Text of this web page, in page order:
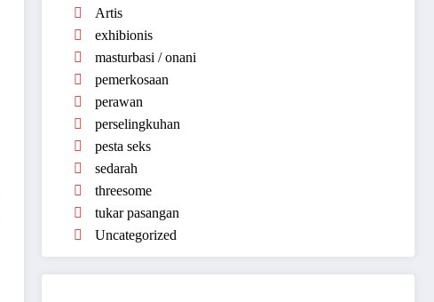
Artis
exhibionis
masturbasi / onani
pemerkosaan
perawan
perselingkuhan
pesta seks
sedarah
threesome
tukar pasangan
Uncategorized